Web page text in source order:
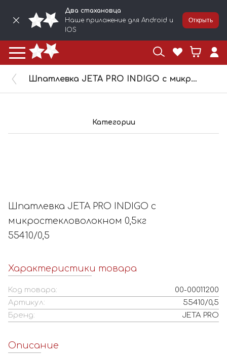
Два стахановца
Наше приложение для Android и
IOS
Открыть
Шпатлевка JETA PRO INDIGO с микростекловолокном 0,5кг 55410/0,5
Категории
Шпатлевка JETA PRO INDIGO с
микростекловолокном 0,5кг
55410/0,5
Характеристики товара
Код товара:
00-00011200
Артикул:
55410/0,5
Бренд:
JETA PRO
Описание